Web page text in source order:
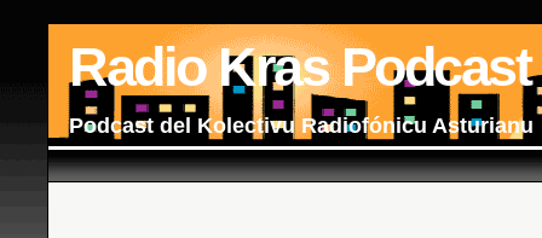
Radio Kras Podcast
Podcast del Kolectivu Radiofónicu Asturianu